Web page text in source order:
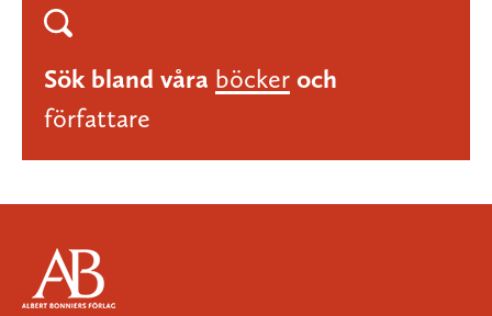
Sök bland våra böcker och
författare